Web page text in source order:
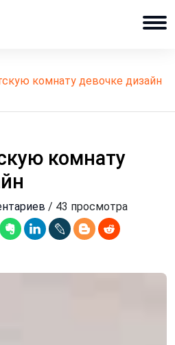
комнату девочке дизайн
комнату
/ 43 просмотра